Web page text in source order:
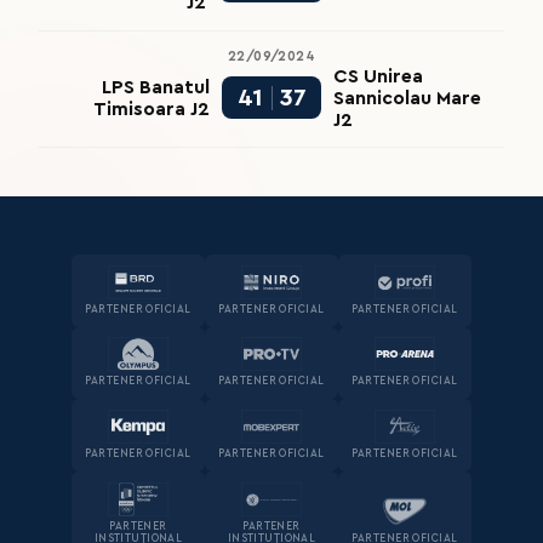
22/09/2024
LPS Banatul
Timisoara J2
41 37
CS Unirea
Sannicolau Mare
J2
PARTENER OFICIAL PARTENER OFICIAL PARTENER OFICIAL
PARTENER OFICIAL PARTENER OFICIAL PARTENER OFICIAL
PARTENER OFICIAL PARTENER OFICIAL PARTENER OFICIAL
PARTENER
INSTITUȚIONAL
PARTENER
INSTITUȚIONAL
PARTENER OFICIAL